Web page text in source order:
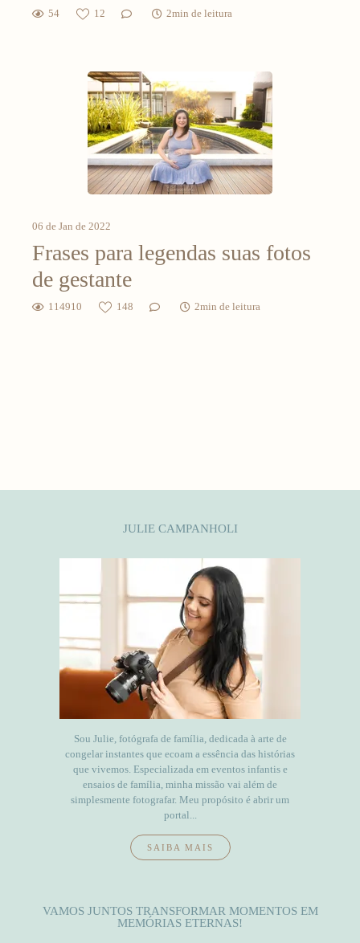
54 12 2min de leitura
06 de Jan de 2022
Frases para legendas suas fotos
de gestante
114910 148 2min de leitura
JULIE CAMPANHOLI
Sou Julie, fotógrafa de família, dedicada à arte de
congelar instantes que ecoam a essência das histórias
que vivemos. Especializada em eventos infantis e
ensaios de família, minha missão vai além de
simplesmente fotografar. Meu propósito é abrir um
portal...
SAIBA MAIS
VAMOS JUNTOS TRANSFORMAR MOMENTOS EM
MEMÓRIAS ETERNAS!